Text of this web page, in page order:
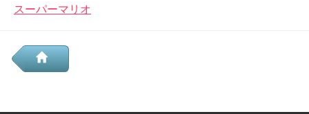
スーパーマリオ